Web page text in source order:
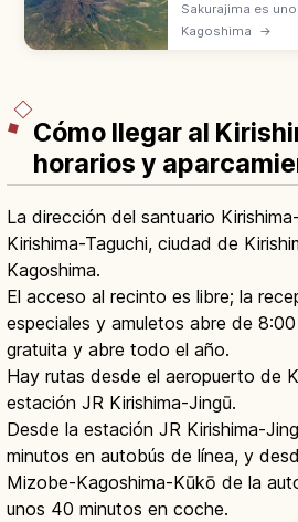
Sakurajima es
más
Kagoshima.
Kagoshima →
Cómo llegar al
horarios y
La dirección del santuario
Kirishima-Taguchi, ciudad de
Kagoshima.
El acceso al recinto es libre; la
especiales y amuletos abre de
gratuita y abre todo el año.
Hay rutas desde el aeropuerto de
estación JR Kirishima-Jingū.
Desde la estación JR Kirishima-
minutos en autobús de línea, y
Mizobe-Kagoshima-Kūkō de la
unos 40 minutos en coche.